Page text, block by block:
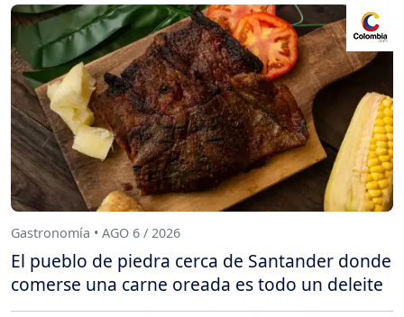
Gastronomía • AGO 6 / 2026
El pueblo de piedra cerca de Santander donde
comerse una carne oreada es todo un deleite